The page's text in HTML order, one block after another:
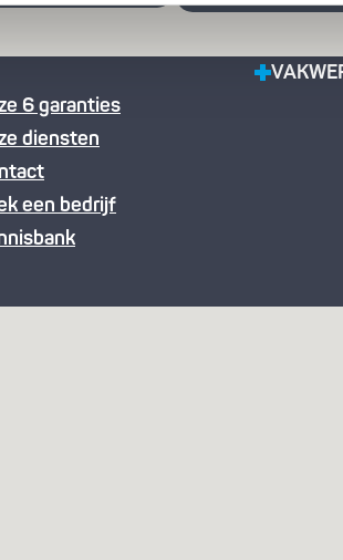
6 garanties
diensten
een bedrijf